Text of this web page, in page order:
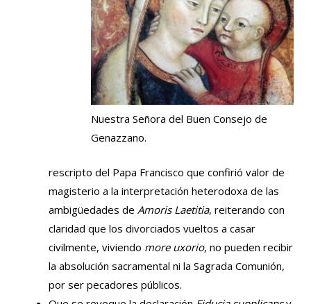
Nuestra Señora del Buen Consejo de
Genazzano.
rescripto del Papa Francisco que confirió valor de
magisterio a la interpretación heterodoxa de las
ambigüedades de Amoris Laetitia, reiterando con
claridad que los divorciados vueltos a casar
civilmente, viviendo more uxorio, no pueden recibir
la absolución sacramental ni la Sagrada Comunión,
por ser pecadores públicos.